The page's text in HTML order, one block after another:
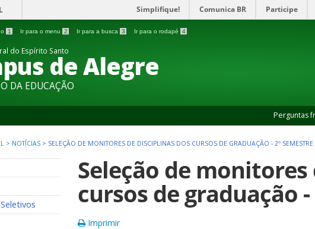
Simplifique! Comunica BR Participe
1 Ir para o menu 2 Ir para a busca 3 Ir para o rodapé 4
do Espírito Santode Alegre
DA EDUCAÇÃO
Perguntas
> NOTÍCIAS > SELEÇÃO DE MONITORES DE DISCIPLINAS DOS CURSOS DE GRADUAÇÃO - 2º SEMESTRE
Seleção de
cursos de graduação
Imprimir